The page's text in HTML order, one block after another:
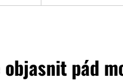
objasnit pád